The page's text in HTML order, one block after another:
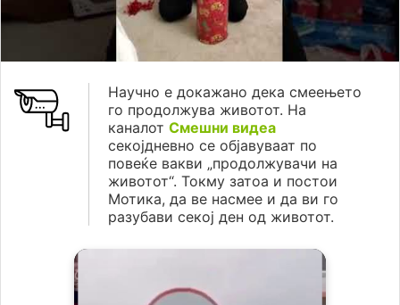
Научно е докажано дека смеењето
го продолжува животот. На
каналот Смешни видеа
секојдневно се објавуваат по
повеќе вакви „продолжувачи на
животот“. Токму затоа и постои
Мотика, да ве насмее и да ви го
разубави секој ден од животот.